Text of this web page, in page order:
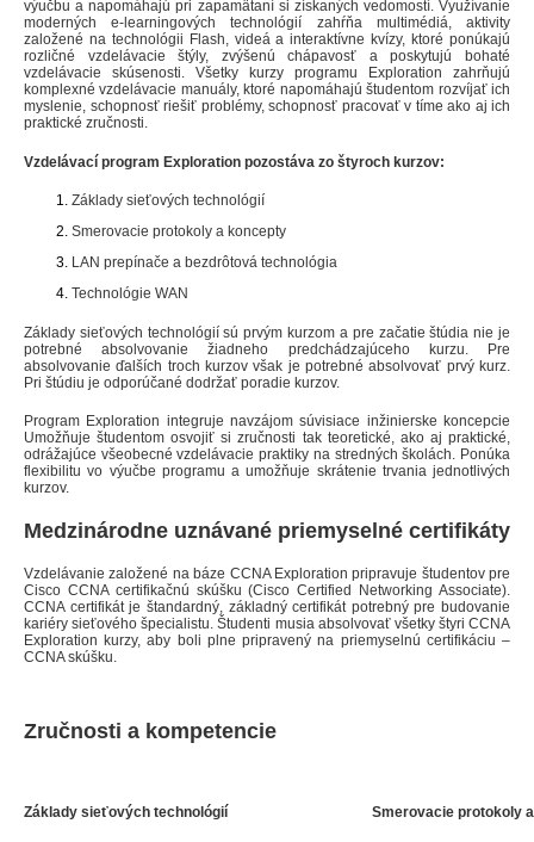
výučbu a napomáhajú pri zapamätaní si získaných vedomostí. Využívanie
moderných e-learningových technológií zahŕňa multimédiá, aktivity
založené na technológii Flash, videá a interaktívne kvízy, ktoré ponúkajú
rozličné vzdelávacie štýly, zvýšenú chápavosť a poskytujú bohaté
vzdelávacie skúsenosti. Všetky kurzy programu Exploration zahrňujú
komplexné vzdelávacie manuály, ktoré napomáhajú študentom rozvíjať ich
myslenie, schopnosť riešiť problémy, schopnosť pracovať v tíme ako aj ich
praktické zručnosti.
Vzdelávací program Exploration pozostáva zo štyroch kurzov:
Základy sieťových technológií
Smerovacie protokoly a koncepty
LAN prepínače a bezdrôtová technológia
Technológie WAN
Základy sieťových technológií sú prvým kurzom a pre začatie štúdia nie je
potrebné absolvovanie žiadneho predchádzajúceho kurzu. Pre
absolvovanie ďalších troch kurzov však je potrebné absolvovať prvý kurz.
Pri štúdiu je odporúčané dodržať poradie kurzov.
Program Exploration integruje navzájom súvisiace inžinierske koncepcie
Umožňuje študentom osvojiť si zručnosti tak teoretické, ako aj praktické,
odrážajúce všeobecné vzdelávacie praktiky na stredných školách. Ponúka
flexibilitu vo výučbe programu a umožňuje skrátenie trvania jednotlivých
kurzov.
Medzinárodne uznávané priemyselné certifikáty
Vzdelávanie založené na báze CCNA Exploration pripravuje študentov pre
Cisco CCNA certifikačnú skúšku (Cisco Certified Networking Associate).
CCNA certifikát je štandardný, základný certifikát potrebný pre budovanie
kariéry sieťového špecialistu. Študenti musia absolvovať všetky štyri CCNA
Exploration kurzy, aby boli plne pripravený na priemyselnú certifikáciu –
CCNA skúšku.
Zručnosti a kompetencie
Základy sieťových technológií Smerovacie protokoly